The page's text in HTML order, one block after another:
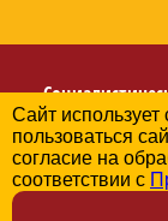
Региональное
Политика в
Сайт
пользоваться
согласие на
соответствии с